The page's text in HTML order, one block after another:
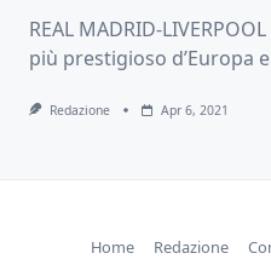
REAL MADRID-
più prestigioso d’Europa
Redazione Apr 6, 2021
Home Redazione